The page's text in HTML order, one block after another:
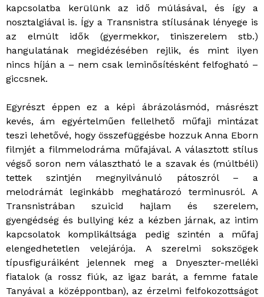
kapcsolatba kerülünk az idő múlásával, és így a
nosztalgiával is. Így a Transnistra stílusának lényege is
az elmúlt idők (gyermekkor, tiniszerelem stb.)
hangulatának megidézésében rejlik, és mint ilyen
nincs híján a – nem csak leminősítésként felfogható –
giccsnek.
Egyrészt éppen ez a képi ábrázolásmód, másrészt
kevés, ám egyértelműen fellelhető műfaji mintázat
teszi lehetővé, hogy összefüggésbe hozzuk Anna Eborn
filmjét a filmmelodráma műfajával. A választott stílus
végső soron nem választható le a szavak és (múltbéli)
tettek szintjén megnyilvánuló pátoszról – a
melodrámát leginkább meghatározó terminusról. A
Transnistrában szuicid hajlam és szerelem,
gyengédség és bullying kéz a kézben járnak, az intim
kapcsolatok komplikáltsága pedig szintén a műfaj
elengedhetetlen velejárója. A szerelmi sokszögek
típusfiguráiként jelennek meg a Dnyeszter-melléki
fiatalok (a rossz fiúk, az igaz barát, a femme fatale
Tanyával a középpontban), az érzelmi felfokozottságot